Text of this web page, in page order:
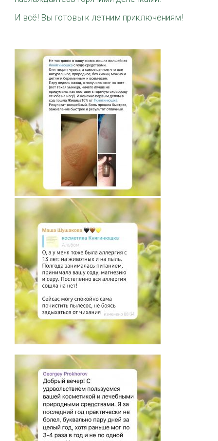
И всё! Вы готовы к летним приключениям!